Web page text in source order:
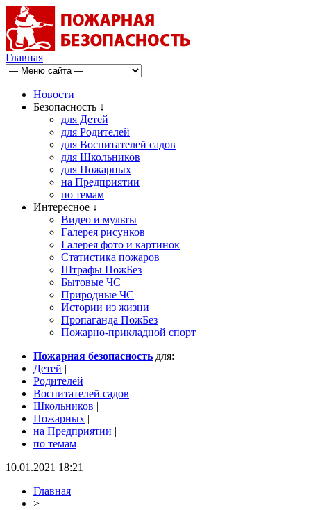
Главная
Новости
Безопасность ↓
для Детей
для Родителей
для Воспитателей садов
для Школьников
для Пожарных
на Предприятии
по темам
Интересное ↓
Видео и мульты
Галерея рисунков
Галерея фото и картинок
Статистика пожаров
Штрафы ПожБез
Бытовые ЧС
Природные ЧС
Истории из жизни
Пропаганда ПожБез
Пожарно-прикладной спорт
Пожарная безопасность для:
Детей |
Родителей |
Воспитателей садов |
Школьников |
Пожарных |
на Предприятии |
по темам
10.01.2021 18:21
Главная
>